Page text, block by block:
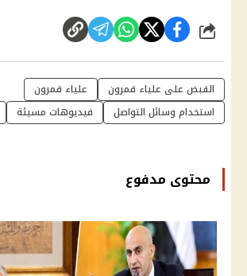
شارك
القبض على علياء قمرون
علياء قمرون
استخدام وسائل التواصل
فيديوهات مسيئة
محتوى مدفوع